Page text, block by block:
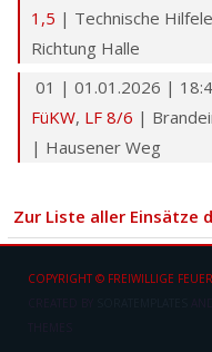
1,5 | Technische
Richtung Halle
01 | 01.01.2026 |
FüKW, LF 8/6 |
| Hausener Weg
Zur Liste aller Einsätze
COPYRIGHT © FREIWILLIGE